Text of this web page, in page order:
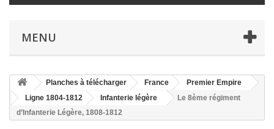
MENU
Planches à télécharger France
Premier Empire
Ligne 1804-1812
Infanterie légère
Le 8ème régiment
d’Infanterie Légère, 1808-1812